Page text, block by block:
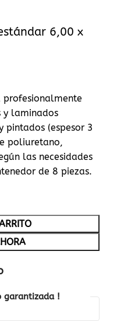
6,00 x
profesionalmente
y laminados
(espesor 3
poliuretano,
las necesidades
de 8 piezas.
garantizada !